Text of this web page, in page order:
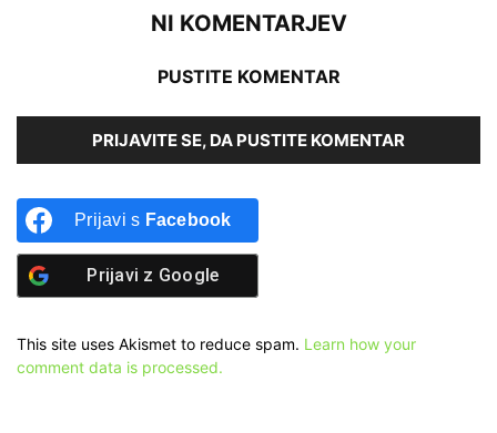
NI KOMENTARJEV
PUSTITE KOMENTAR
PRIJAVITE SE, DA PUSTITE KOMENTAR
Prijavi s Facebook
Prijavi z Google
This site uses Akismet to reduce spam. Learn how your
comment data is processed.